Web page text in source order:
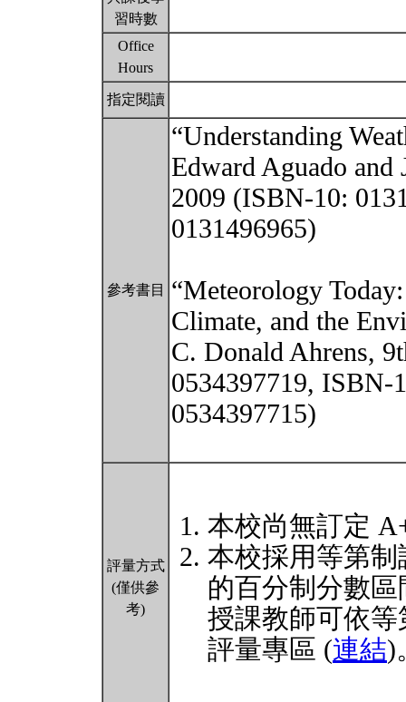
習時數
Office
Hours
指定閱讀
參考書目
“Understanding
Edward Aguado and
2009 (ISBN-10:
0131496965)
“Meteorology
Climate, and the
C. Donald Ahrens,
0534397719, ISBN-
0534397715)
評量方式
(僅供參
考)
本校尚無訂定
本校採用等第
的百分制分數
授課教師可依
評量專區 (連結)